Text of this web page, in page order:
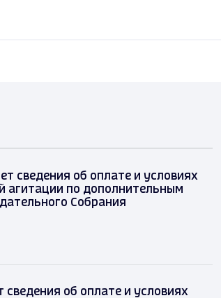
сведения об оплате и условиях
агитации по дополнительным
Собрания
сведения об оплате и условиях